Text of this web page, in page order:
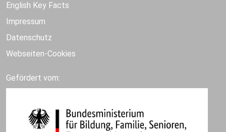
English Key Facts
Impressum
Datenschutz
Webseiten-Cookies
Gefördert vom: